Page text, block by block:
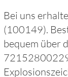
Bei uns
(100149).
bequem über